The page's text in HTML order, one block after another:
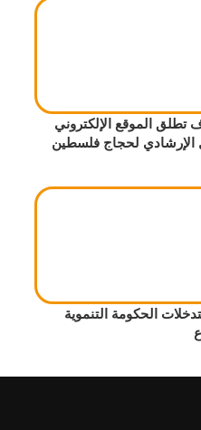
تطلق الموقع الإلكتروني
الإرشادي لحجاج فلسطين
الحكومة التنموية